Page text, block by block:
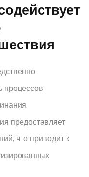
процессов
предоставляет
что приводит к